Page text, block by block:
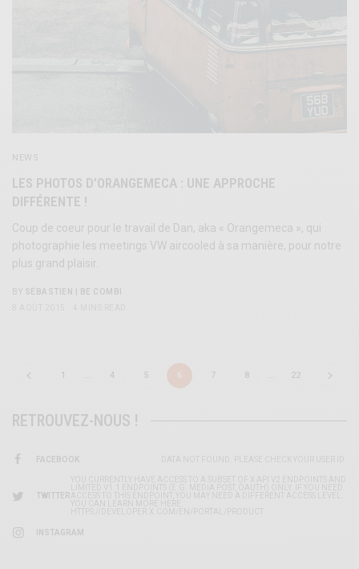
NEWS
LES PHOTOS D’ORANGEMECA : UNE APPROCHE
DIFFÉRENTE !
Coup de coeur pour le travail de Dan, aka « Orangemeca », qui
photographie les meetings VW aircooled à sa manière, pour notre
plus grand plaisir.
BY SÉBASTIEN | BE COMBI
1 … 4 5 6 7 8 … 22
RETROUVEZ-NOUS !
FACEBOOK
TWITTER
INSTAGRAM